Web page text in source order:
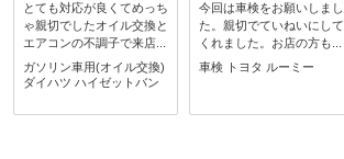
とても対応が良くてめっち
ゃ親切でしたオイル交換と
エアコンの不調子で来店さ
せてもらいましたエアコン
の調子もよくなって大変助
ガソリン車用(オイル交換)
ダイハツ ハイゼットバン
今回は車検をお願いしまし
た。親切でていねいにして
くれました。お店の方も優
しく話しやすかったです。
またお願いしたいと思いま
車検 トヨタ ルーミー